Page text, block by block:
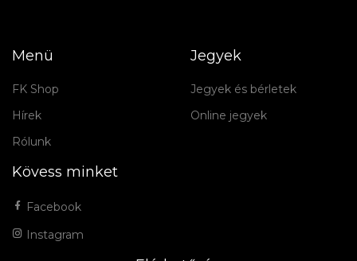
Menü
FK Shop
Hírek
Rólunk
Jegyek
Jegyek és bérletek
Online jegyek
Kövess minket
Facebook
Instagram